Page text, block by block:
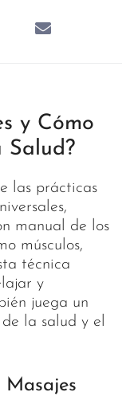
y Cómo
Salud?
las prácticas
manual de los
músculos,
técnica
y
juega un
la salud y el
Masajes